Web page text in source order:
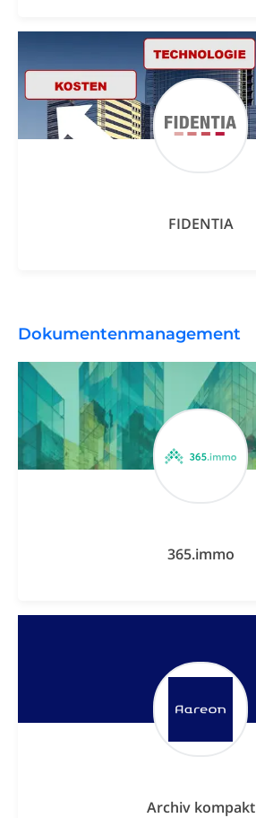
FIDENTIA
Dokumentenmanagement
365.immo
Archiv kompakt